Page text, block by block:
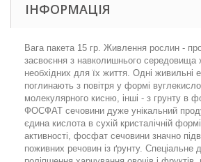
ІНФОРМАЦІЯ
Вага пакета 15 гр. Живлення рослин -
засвоєння з навколишнього середовища
необхідних для їх життя. Одні живильні
поглинають з повітря у формі
молекулярного кисню, інші - з грунту в
ФОСФАТ сечовини дуже унікальний
єдина кислота в сухій кристалічній
активності, фосфат сечовини значно
поживних речовин із ґрунту. Спеціальне